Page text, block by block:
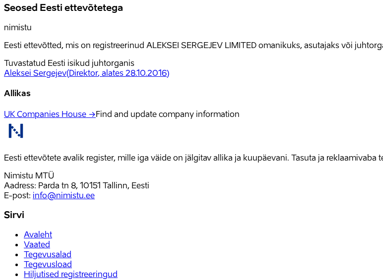
Seosed Eesti ettevõtetega
nimistu
Eesti ettevõtted, mis on registreerinud ALEKSEI SERGEJEV LIMITED omanikuks, asutajaks või
Tuvastatud Eesti isikud juhtorganis
Aleksei Sergejev(Direktor, alates 28.10.2016)
Allikas
UK Companies House →Find and update company information
Eesti ettevõtete avalik register, mille iga väide on jälgitav allika ja kuupäevani. Tasuta ja reklaamivaba
Nimistu MTÜ
Aadress: Parda tn 8, 10151 Tallinn, Eesti
E-post: info@nimistu.ee
Sirvi
Avaleht
Vaated
Tegevusalad
Tegevusload
Hiljutised registreeringud